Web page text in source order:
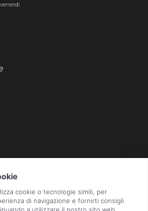
· Capitale Sociale i.v. € 800.000,00